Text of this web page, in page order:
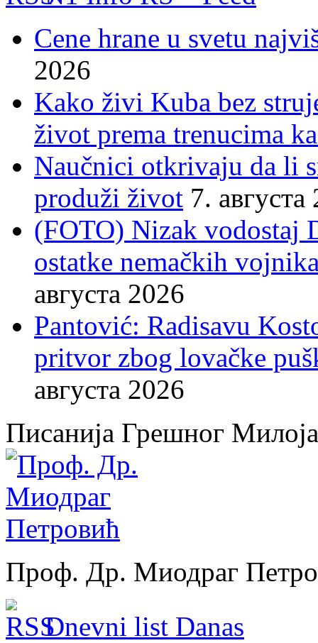
Cene hrane u svetu
2026
Kako živi Kuba bez
život prema trenucima
Naučnici otkrivaju da li
produži život 7. августа
(FOTO) Nizak vodostaj
ostatke nemačkih
августа 2026
Pantović: Radisavu
pritvor zbog lovačke
августа 2026
Писанија Грешног Милоја
Проф. Др. Миодраг
Dnevni list Danas